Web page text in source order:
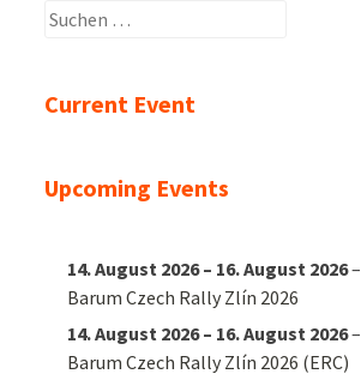
Suchen
Current Event
Upcoming Events
14. August 2026 – 16. August 2026–
Barum Czech Rally Zlín 2026
14. August 2026 – 16. August 2026–
Barum Czech Rally Zlín 2026 (ERC)